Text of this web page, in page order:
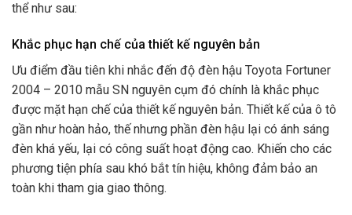
thể như sau:
Khắc phục hạn chế của thiết kế nguyên bản
Ưu điểm đầu tiên khi nhắc đến độ đèn hậu Toyota Fortuner
2004 – 2010 mẫu SN nguyên cụm đó chính là khắc phục
được mặt hạn chế của thiết kế nguyên bản. Thiết kế của ô tô
gần như hoàn hảo, thế nhưng phần đèn hậu lại có ánh sáng
đèn khá yếu, lại có công suất hoạt động cao. Khiến cho các
phương tiện phía sau khó bắt tín hiệu, không đảm bảo an
toàn khi tham gia giao thông.